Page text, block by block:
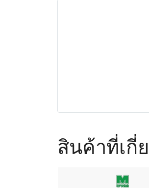
สินค้าที่เกี่